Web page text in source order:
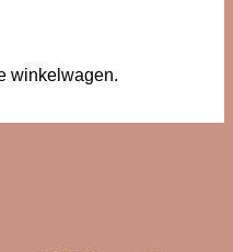
winkelwagen.